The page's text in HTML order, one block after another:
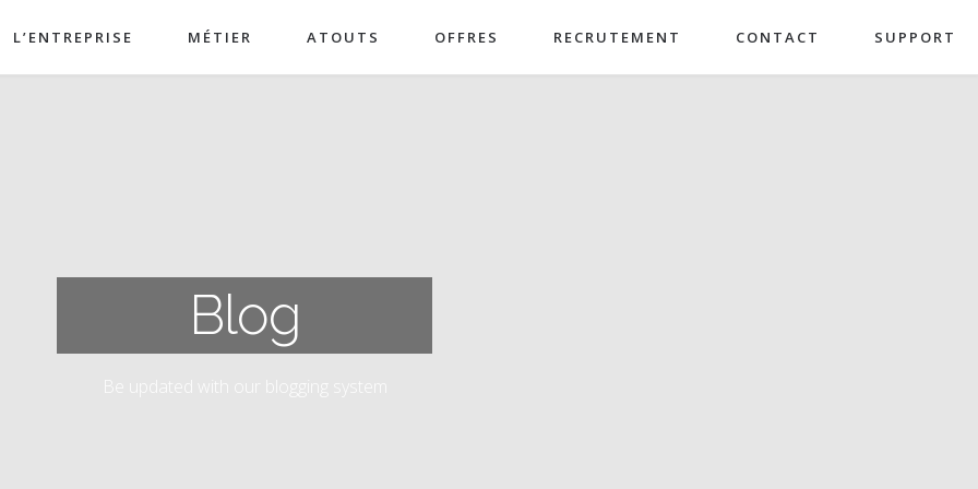
L’ENTREPRISE MÉTIER ATOUTS OFFRES RECRUTEMENT CONTACT SUPPORT
Blog
Be updated with our blogging system